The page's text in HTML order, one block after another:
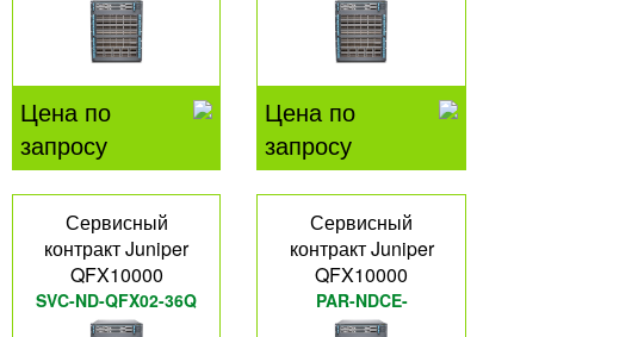
Цена по
запросу
Цена по
запросу
Сервисный
контракт Juniper
QFX10000
SVC-ND-QFX02-36Q
Сервисный
контракт Juniper
QFX10000
PAR-NDCE-
QFX10K30M